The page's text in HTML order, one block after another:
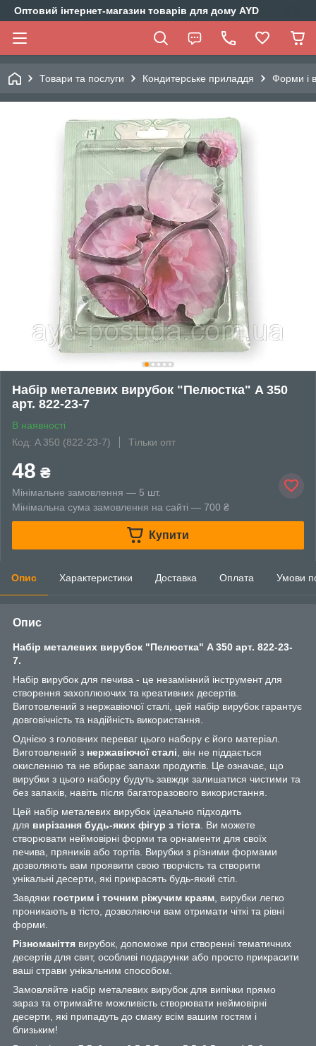
Оптовий інтернет-магазин товарів для дому AYD
Товари та послуги Кондитерське приладдя Форми і
Набір металевих вирубок "Пелюстка" A 350
арт. 822-23-7
В наявності
Код: A 350 (822-23-7)
Тільки опт
48 ₴
Мінімальне замовлення — 5 шт.
Мінімальна сума замовлення на сайті — 700 ₴
Купити
Опис Характеристики Доставка Оплата Умови
Опис
Набір металевих вирубок "Пелюстка" A 350 арт. 822-23-
7.
Набір вирубок для печива - це незамінний інструмент для
створення захоплюючих та креативних десертів.
Виготовлений з нержавіючої сталі, цей набір вирубок гарантує
довговічність та надійність використання.
Однією з головних переваг цього набору є його матеріал.
Виготовлений з нержавіючої сталі , він не піддається
окисленню та не вбирає запахи продуктів. Це означає, що
вирубки з цього набору будуть завжди залишатися чистими та
без запахів, навіть після багаторазового використання.
Цей набір металевих вирубок ідеально підходить
для вирізання будь-яких фігур з тіста . Ви можете
створювати неймовірні форми та орнаменти для своїх
печива, пряників або тортів. Вирубки з різними формами
дозволяють вам проявити свою творчість та створити
унікальні десерти, які прикрасять будь-який стіл.
Завдяки гострим і точним ріжучим краям , вирубки легко
проникають в тісто, дозволяючи вам отримати чіткі та рівні
форми.
Різноманіття вирубок, допоможе при створенні тематичних
десертів для свят, особливі подарунки або просто прикрасити
ваші страви унікальним способом.
Замовляйте набір металевих вирубок для випічки прямо
зараз та отримайте можливість створювати неймовірні
десерти, які припадуть до смаку всім вашим гостям і
близьким!